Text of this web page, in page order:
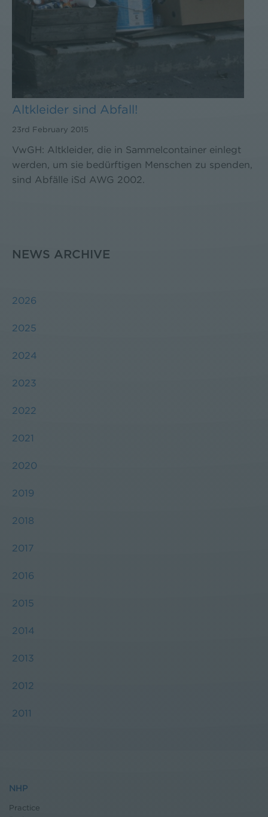
Altkleider sind Abfall!
23rd February 2015
VwGH: Altkleider, die in Sammelcontainer einlegt
werden, um sie bedürftigen Menschen zu spenden,
sind Abfälle iSd AWG 2002.
NEWS ARCHIVE
2026
2025
2024
2023
2022
2021
2020
2019
2018
2017
2016
2015
2014
2013
2012
2011
NHP
Practice